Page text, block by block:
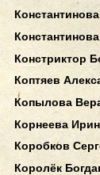
Констриктор
Коптяев
Копылова
Корнеева
Коробков
Королёк